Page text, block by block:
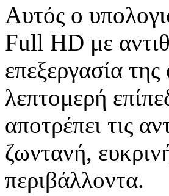
Αυτός ο
Full HD με
επεξεργασία
λεπτομερή
αποτρέπει τις
ζωντανή,
περιβάλλοντα.